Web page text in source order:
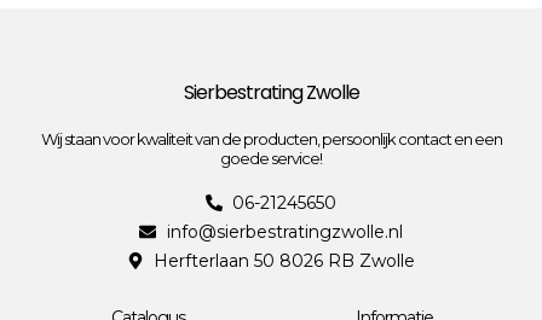
Sierbestrating Zwolle
Wij staan voor kwaliteit van de producten, persoonlijk contact en een
goede service!
06-21245650
info@sierbestratingzwolle.nl
Herfterlaan 50 8026 RB Zwolle